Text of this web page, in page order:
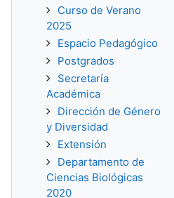
Curso de Verano
2025
Espacio Pedagógico
Postgrados
Secretaría
Académica
Dirección de Género
y Diversidad
Extensión
Departamento de
Ciencias Biológicas
2020